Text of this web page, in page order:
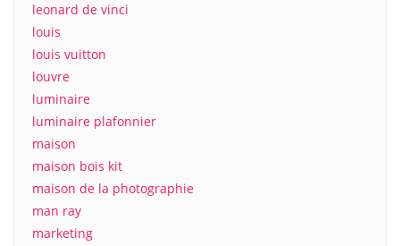
leonard de vinci
louis
louis vuitton
louvre
luminaire
luminaire plafonnier
maison
maison bois kit
maison de la photographie
man ray
marketing